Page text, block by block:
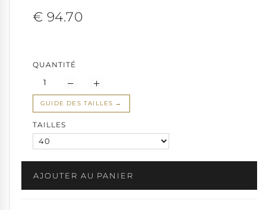
€ 94.70
QUANTITÉ
GUIDE DES TAILLES
TAILLES
AJOUTER AU PANIER